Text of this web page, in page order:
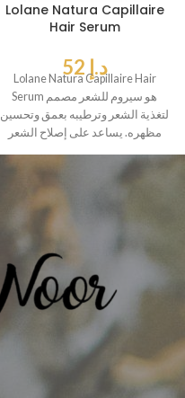
Lolane Natura Capillaire
Hair Serum
د.إ
Lolane Natura Capillaire Hair
Serum هو سيروم للشعر مصمم
لتغذية الشعر وترطيبه بعمق وتحسين
مظهره. يساعد على إصلاح الشعر